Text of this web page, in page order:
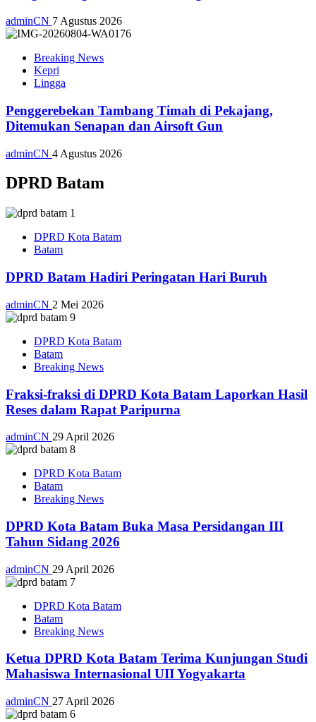
adminCN 7 Agustus 2026
Breaking News
Kepri
Lingga
Penggerebekan Tambang Timah di Pekajang,
Ditemukan Senapan dan Airsoft Gun
adminCN 4 Agustus 2026
DPRD Batam
DPRD Kota Batam
Batam
DPRD Batam Hadiri Peringatan Hari Buruh
adminCN 2 Mei 2026
DPRD Kota Batam
Batam
Breaking News
Fraksi-fraksi di DPRD Kota Batam Laporkan Hasil
Reses dalam Rapat Paripurna
adminCN 29 April 2026
DPRD Kota Batam
Batam
Breaking News
DPRD Kota Batam Buka Masa Persidangan III
Tahun Sidang 2026
adminCN 29 April 2026
DPRD Kota Batam
Batam
Breaking News
Ketua DPRD Kota Batam Terima Kunjungan Studi
Mahasiswa Internasional UII Yogyakarta
adminCN 27 April 2026